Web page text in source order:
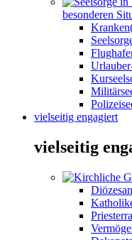
besonderen
vielseitig engagiert
vielseitig